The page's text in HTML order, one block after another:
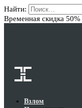
Найти:
Временная скидка 50%
Взлом